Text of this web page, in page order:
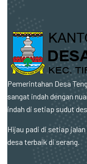
Pemerintahan Desa
sangat indah dengan
indah di setiap sudut
Hijau padi di setiap
desa terbaik di serang.